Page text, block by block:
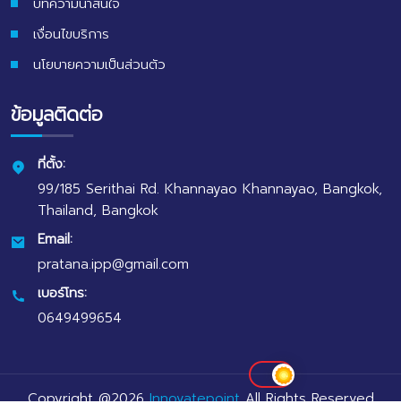
บทความน่าสนใจ
เงื่อนไขบริการ
นโยบายความเป็นส่วนตัว
ข้อมูลติดต่อ
ที่ตั้ง:
99/185 Serithai Rd. Khannayao Khannayao, Bangkok,
Thailand, Bangkok
Email:
pratana.ipp@gmail.com
เบอร์โทร:
0649499654
Copyright @2026InnovatepointAll Rights Reserved